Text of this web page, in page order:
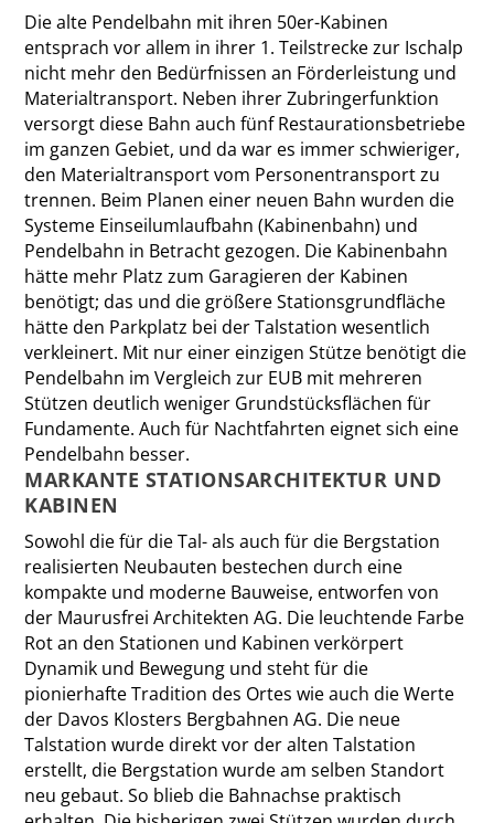
Die alte Pendelbahn mit ihren 50er-Kabinen
entsprach vor allem in ­ihrer 1. Teilstrecke zur Ischalp
nicht mehr den Bedürfnissen an Förderleistung und
Materialtransport. ­Neben ihrer Zubringerfunktion
versorgt diese Bahn auch fünf Restaurationsbetriebe
im ganzen Gebiet, und da war es immer schwieriger,
den Materialtransport vom Personentransport zu
trennen. Beim Planen einer neuen Bahn wurden die
Systeme Einseilumlaufbahn (Kabinenbahn) und
Pendelbahn in Betracht gezogen. Die Kabinenbahn
hätte mehr Platz zum Garagieren der Kabinen
benötigt; das und die größere Stationsgrundfläche
hätte den Parkplatz bei der Talstation wesentlich
verkleinert. Mit nur ­einer einzigen Stütze benötigt die
Pendelbahn im Vergleich zur EUB mit mehreren
Stützen deutlich weniger Grundstücksflächen für
Fundamente. Auch für Nachtfahrten eignet sich eine
Pendelbahn besser.
MARKANTE STATIONS­ARCHITEKTUR UND
KABINEN
Sowohl die für die Tal- als auch für die Bergstation
realisierten Neubauten bestechen durch eine
kompakte und moderne Bauweise, entworfen von
der Maurusfrei Architekten AG. Die leuchtende Farbe
Rot an den Stationen und Kabinen verkörpert
Dynamik und Bewegung und steht für die
pionierhafte Tradition des Ortes wie auch die Werte
der Davos Klosters Bergbahnen AG. Die neue
Talstation wurde direkt vor der alten Talstation
erstellt, die Bergstation wurde am selben Standort
neu gebaut. So blieb die Bahnachse praktisch